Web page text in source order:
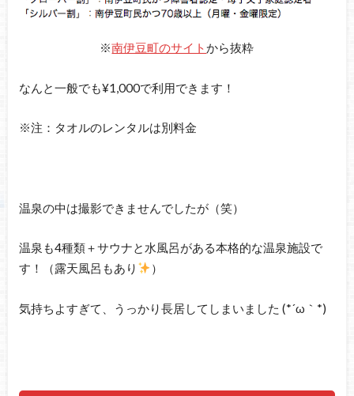
※南伊豆町のサイトから抜粋
なんと一般でも¥1,000で利用できます！
※注：タオルのレンタルは別料金
温泉の中は撮影できませんでしたが（笑）
温泉も4種類＋サウナと水風呂がある本格的な温泉施設で
す！（露天風呂もあり
）
気持ちよすぎて、うっかり長居してしまいました (*´ω｀*)